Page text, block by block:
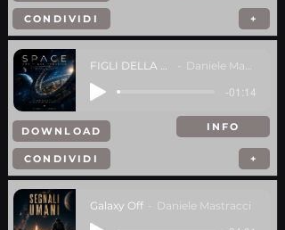
CONDIVIDI +
Daniele Mastracci
-01:14
DOWNLOAD
CONDIVIDI
INFO
+
Galaxy Off Daniele Mastracci